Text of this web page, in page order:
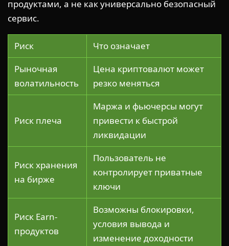
продуктами, а не как универсально безопасный
сервис.
Риск
Что означает
Рыночная
волатильность
Цена криптовалют может
резко меняться
Риск плеча
Маржа и фьючерсы могут
привести к быстрой
ликвидации
Риск хранения
на бирже
Пользователь не
контролирует приватные
ключи
Риск Earn-
продуктов
Возможны блокировки,
условия вывода и
изменение доходности